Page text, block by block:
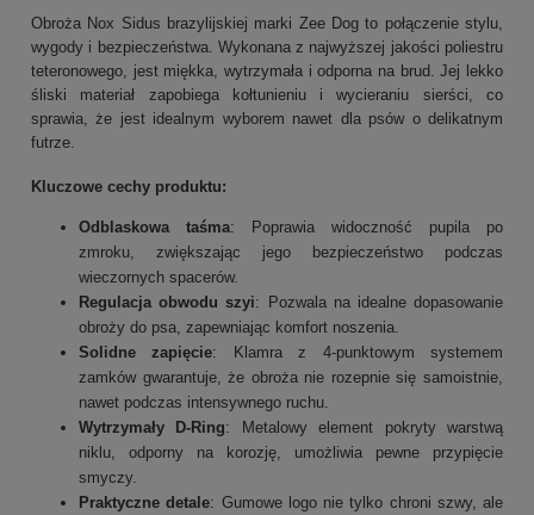
Obroża Nox Sidus brazylijskiej marki Zee Dog to połączenie stylu,
wygody i bezpieczeństwa. Wykonana z najwyższej jakości poliestru
teteronowego, jest miękka, wytrzymała i odporna na brud. Jej lekko
śliski materiał zapobiega kołtunieniu i wycieraniu sierści, co
sprawia, że jest idealnym wyborem nawet dla psów o delikatnym
futrze.
Kluczowe cechy produktu:
Odblaskowa taśma: Poprawia widoczność pupila po
zmroku, zwiększając jego bezpieczeństwo podczas
wieczornych spacerów.
Regulacja obwodu szyi: Pozwala na idealne dopasowanie
obroży do psa, zapewniając komfort noszenia.
Solidne zapięcie: Klamra z 4-punktowym systemem
zamków gwarantuje, że obroża nie rozepnie się samoistnie,
nawet podczas intensywnego ruchu.
Wytrzymały D-Ring: Metalowy element pokryty warstwą
niklu, odporny na korozję, umożliwia pewne przypięcie
smyczy.
Praktyczne detale: Gumowe logo nie tylko chroni szwy, ale